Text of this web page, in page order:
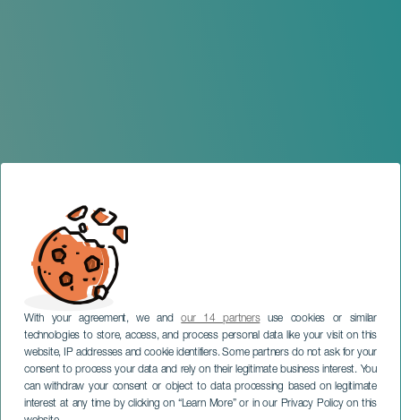
With your agreement, we andour 14 partnersuse cookies or similar
technologies to store, access, and process personal data like your visit on this
website, IP addresses and cookie identifiers. Some partners do not ask for your
consent to process your data and rely on their legitimate business interest. You
can withdraw your consent or object to data processing based on legitimate
interest at any time by clicking on “Learn More” or in our Privacy Policy on this
GRAN CANARIA